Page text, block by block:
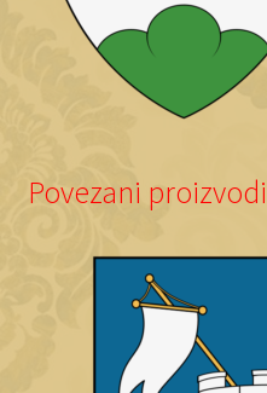
Povezani proizvodi